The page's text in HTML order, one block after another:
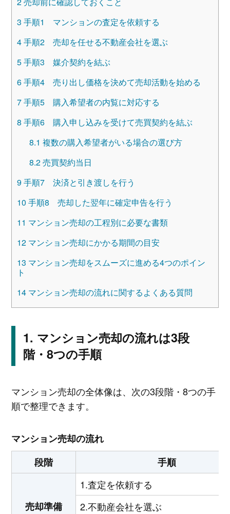
3 手順1 マンションの査定を依頼する
4手順2 売却を任せる不動産会社を選ぶ
5手順3 媒介契約を結ぶ
6手順4 売り出し価格を決めて売却活動を始める
7手順5 購入希望者の内覧に対応する
8 手順6 購入申し込みを受けて売買契約を結ぶ
8.1 複数の購入希望者がいる場合の選び方
8.2売買契約当日
9手順7 決済と引き渡しを行う
10 手順8 売却した翌年に確定申告を行う
11 マンション売却の工程別に必要な書類
12マンション売却にかかる期間の目安
13 マンション売却をスムーズに進める4つのポイン
ト
14マンション売却の流れに関するよくある質問
マンション売却の流れは3段
階・8つの手順
マンション売却の全体像は、次の3段階・8つの手
順で整理できます。
マンション売却の流れ
段階
手順
売却準備
1.査定を依頼する
2.不動産会社を選ぶ